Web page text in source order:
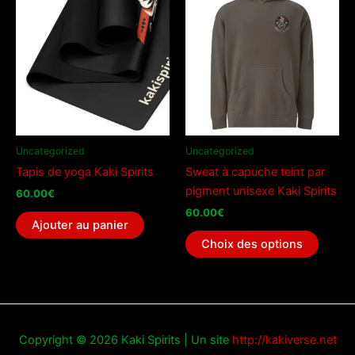
la
du
produit
Uncategorized
Tapis de yoga Kaki Spirits
60.00€
Ajouter au panier
Uncategorized
Sweat à capuche teint par
pigment unisexe Kaki Spirits
60.00€
Choix des options
produit
Copyright © 2026 Kaki Spirits | Un site http://kakiverse.net